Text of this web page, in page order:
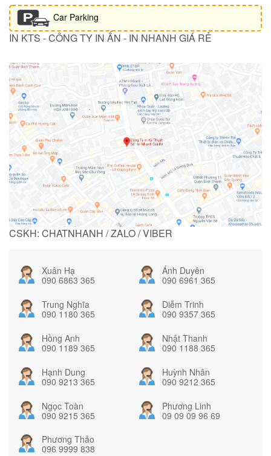
Car Parking
IN KTS - CÔNG TY IN ẤN - IN NHANH GIÁ RẺ
CSKH: CHATNHANH / ZALO / VIBER
Xuân Hạ
090 6863 365
Ánh Duyên
090 6961 365
Trung Nghĩa
090 1180 365
Diễm Trinh
090 9357 365
Hồng Anh
090 1189 365
Nhật Thanh
090 1188 365
Hạnh Dung
090 9213 365
Huỳnh Nhân
090 9212 365
Ngọc Toàn
090 9215 365
Phương Linh
09 09 09 96 69
Phương Thảo
096 9999 838